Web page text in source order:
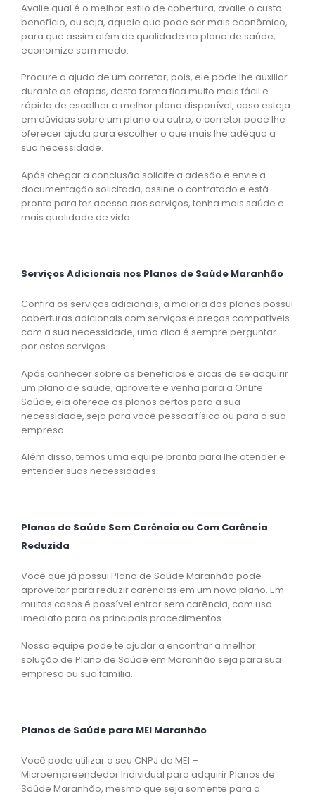
Avalie qual é o melhor estilo de cobertura, avalie o custo-
benefício, ou seja, aquele que pode ser mais econômico,
para que assim além de qualidade no plano de saúde,
economize sem medo.
Procure a ajuda de um corretor, pois, ele pode lhe auxiliar
durante as etapas, desta forma fica muito mais fácil e
rápido de escolher o melhor plano disponível, caso esteja
em dúvidas sobre um plano ou outro, o corretor pode lhe
oferecer ajuda para escolher o que mais lhe adéqua a
sua necessidade.
Após chegar a conclusão solicite a adesão e envie a
documentação solicitada, assine o contratado e está
pronto para ter acesso aos serviços, tenha mais saúde e
mais qualidade de vida.
Serviços Adicionais nos Planos de Saúde Maranhão
Confira os serviços adicionais, a maioria dos planos possui
coberturas adicionais com serviços e preços compatíveis
com a sua necessidade, uma dica é sempre perguntar
por estes serviços.
Após conhecer sobre os benefícios e dicas de se adquirir
um plano de saúde, aproveite e venha para a OnLife
Saúde, ela oferece os planos certos para a sua
necessidade, seja para você pessoa física ou para a sua
empresa.
Além disso, temos uma equipe pronta para lhe atender e
entender suas necessidades.
Planos de Saúde Sem Carência ou Com Carência
Reduzida
Você que já possui Plano de Saúde Maranhão pode
aproveitar para reduzir carências em um novo plano. Em
muitos casos é possível entrar sem carência, com uso
imediato para os principais procedimentos.
Nossa equipe pode te ajudar a encontrar a melhor
solução de Plano de Saúde em Maranhão seja para sua
empresa ou sua família.
Planos de Saúde para MEI Maranhão
Você pode utilizar o seu CNPJ de MEI –
Microempreendedor Individual para adquirir Planos de
Saúde Maranhão, mesmo que seja somente para a